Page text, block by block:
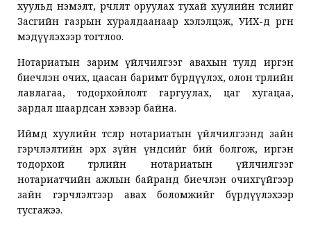
хуульд нэмэлт, өөрчлөлт оруулах тухай хуулийн төслийг
Засгийн газрын хуралдаанаар хэлэлцэж, УИХ-д өргөн
мэдүүлэхээр тогтлоо.
Нотариатын зарим үйлчилгээг авахын тулд иргэн
биечлэн очих, цаасан баримт бүрдүүлэх, олон төрлийн
лавлагаа, тодорхойлолт гаргуулах, цаг хугацаа,
зардал шаардсан хэвээр байна.
Иймд хуулийн төслөөр нотариатын үйлчилгээнд зайн
гэрчлэлтийн эрх зүйн үндсийг бий болгож, иргэн
тодорхой төрлийн нотариатын үйлчилгээг
нотариатчийн ажлын байранд биечлэн очихгүйгээр
зайн гэрчлэлтээр авах боломжийг бүрдүүлэхээр
тусгажээ.